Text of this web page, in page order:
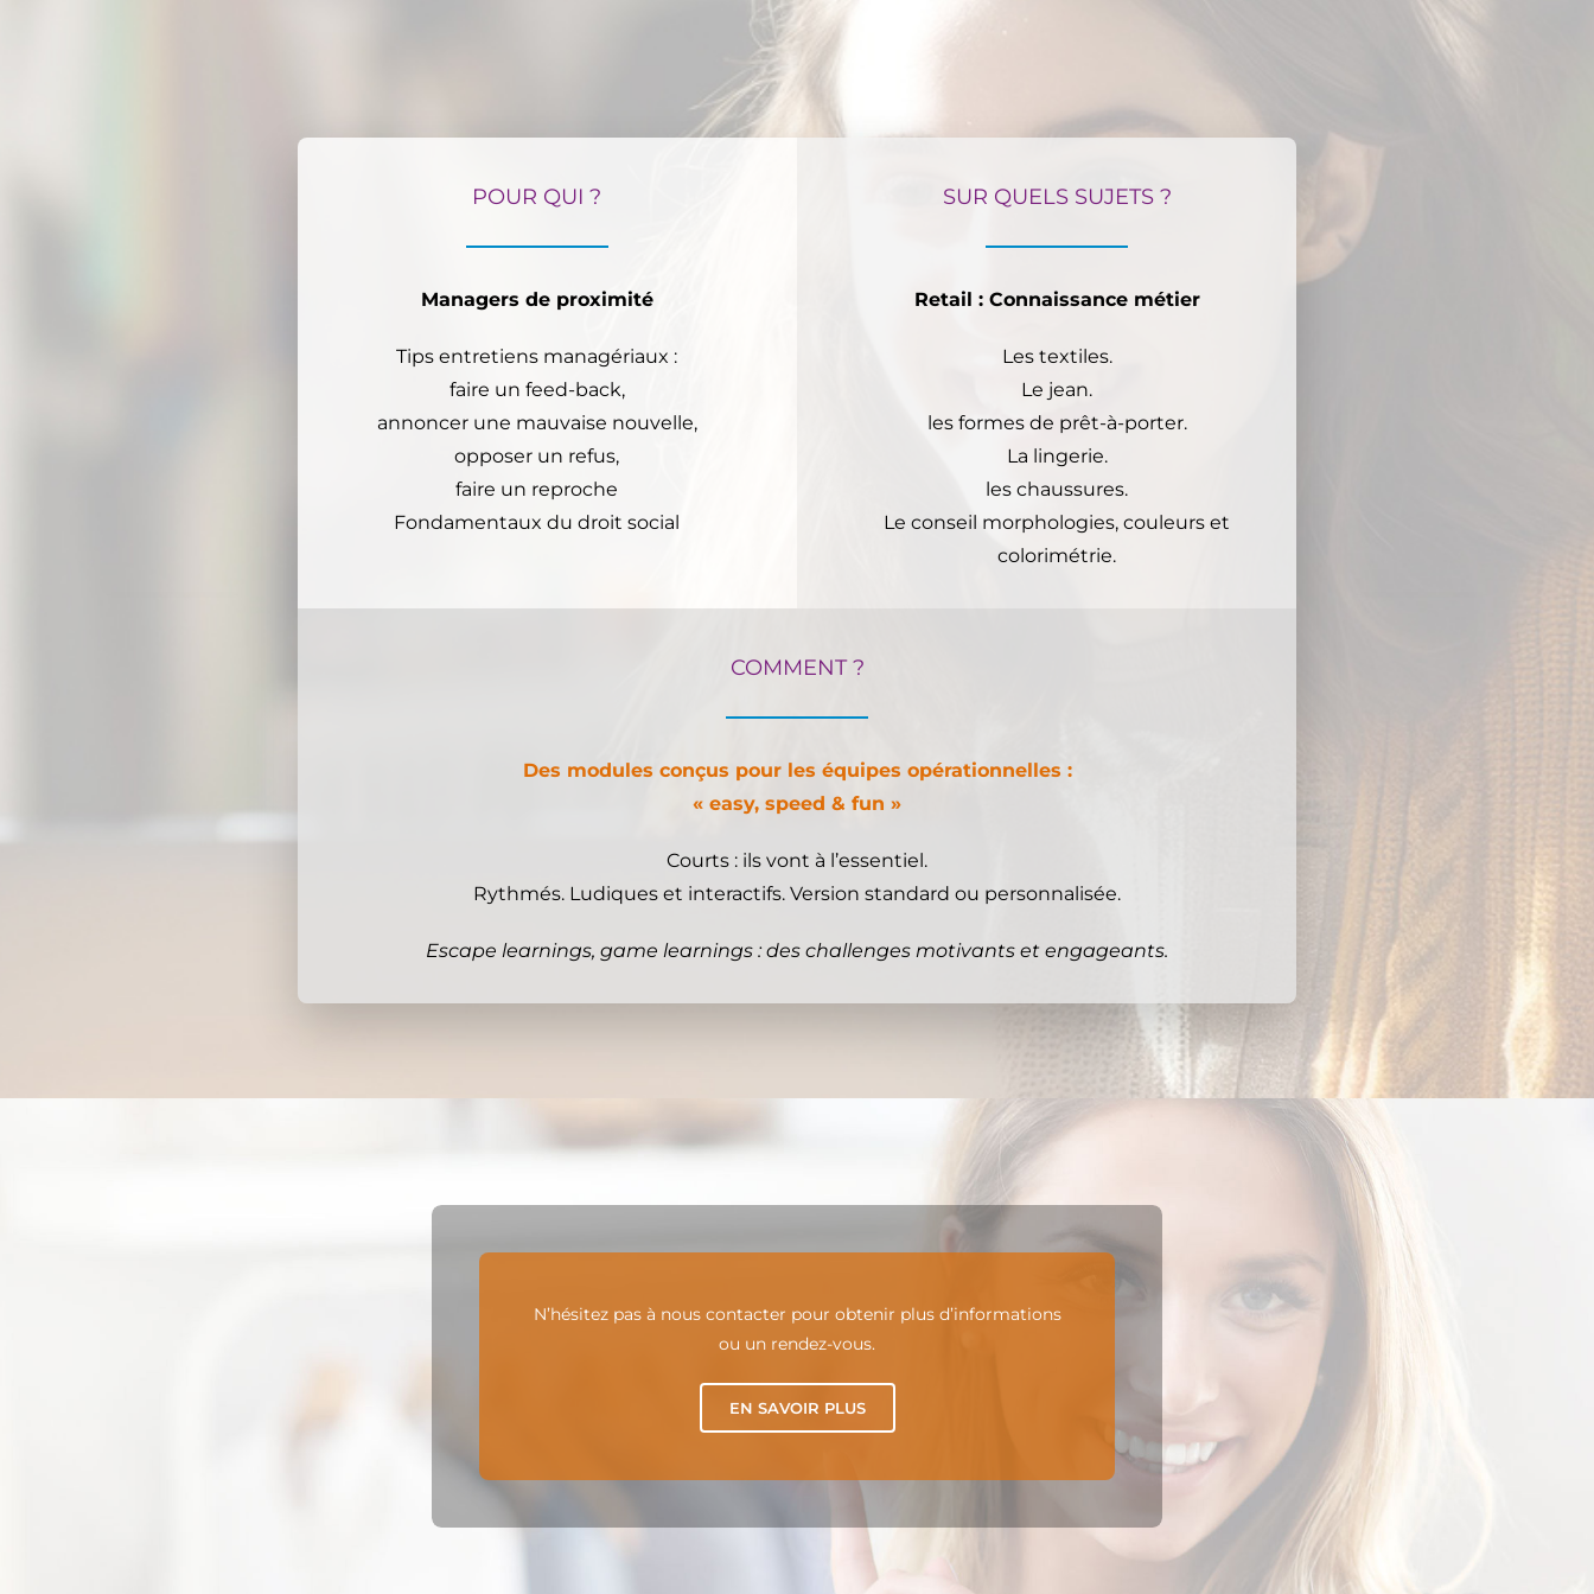
POUR QUI ?
Managers de proximité
Tips entretiens managériaux :
faire un feed-back,
annoncer une mauvaise nouvelle,
opposer un refus,
faire un reproche
Fondamentaux du droit social
SUR QUELS SUJETS ?
Retail : Connaissance métier
Les textiles.
Le jean.
les formes de prêt-à-porter.
La lingerie.
les chaussures.
Le conseil morphologies, couleurs et
colorimétrie.
COMMENT ?
Des modules conçus pour les équipes opérationnelles :
« easy, speed & fun »
Courts : ils vont à l’essentiel.
Rythmés. Ludiques et interactifs. Version standard ou personnalisée.
Escape learnings, game learnings : des challenges motivants et engageants.
N’hésitez pas à nous contacter pour obtenir plus d’informations
ou un rendez-vous.
EN SAVOIR PLUS